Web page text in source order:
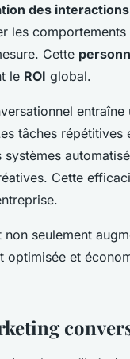
des
les
Cette
le ROI global.
entraîne
tâches
Cette
seulement
optimisée et